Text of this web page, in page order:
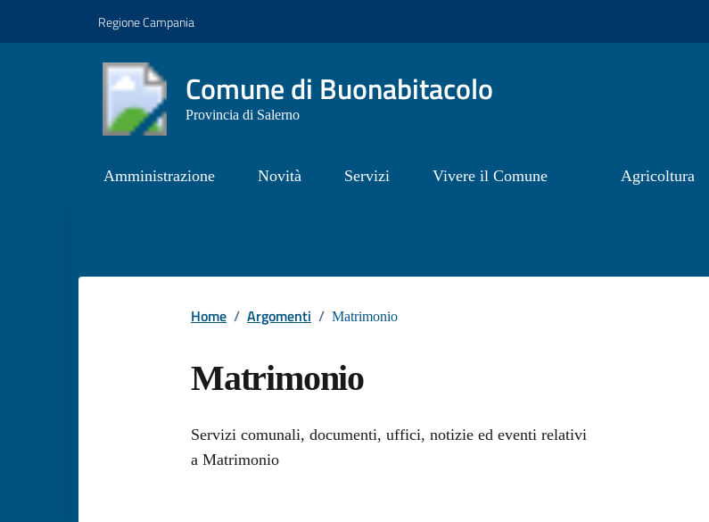
Regione Campania
Comune di Buonabitacolo
Provincia di Salerno
Amministrazione Novità Servizi Vivere il Comune Agricoltura
Home / Argomenti / Matrimonio
Matrimonio
Dettagli dell'argomento
Servizi comunali, documenti, uffici, notizie ed eventi relativi
a Matrimonio